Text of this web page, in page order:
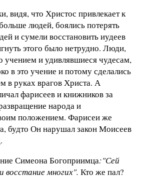
видя, что Христос привлекает к
людей, боялись потерять
и сумели восстановить иудеев
этого было нетрудно. Люди,
учением и удивлявшиеся чудесам,
в это учение и потому сделались
в руках врагов Христа. А
фарисеев и книжников за
народа и
положением. Фарисеи же
будто Он нарушал закон Моисеев
Симеона Богоприимца:"Сей
восстание многих". Кто же пал?